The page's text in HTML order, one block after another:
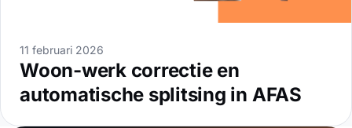
11 februari 2026
Woon-werk correctie en
automatische splitsing in AFAS